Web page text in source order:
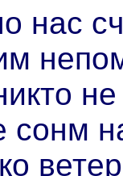
нас
сонм